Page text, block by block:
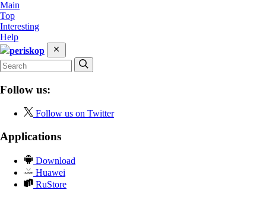
Main
Top
Interesting
Help
periskop
Follow us:
Follow us on Twitter
Applications
Download
Huawei
RuStore